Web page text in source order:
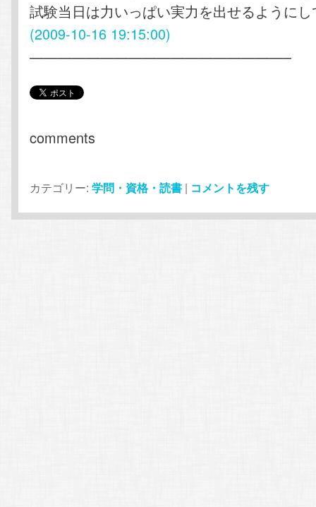
試験当日は力いっぱい実力を出せるように
(2009-10-16 19:15:00)
——————————————————–
comments
カテゴリー: 学問・資格・読書 | コメントを残す